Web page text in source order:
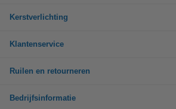
Kerstverlichting
Klantenservice
Ruilen en retourneren
Bedrijfsinformatie